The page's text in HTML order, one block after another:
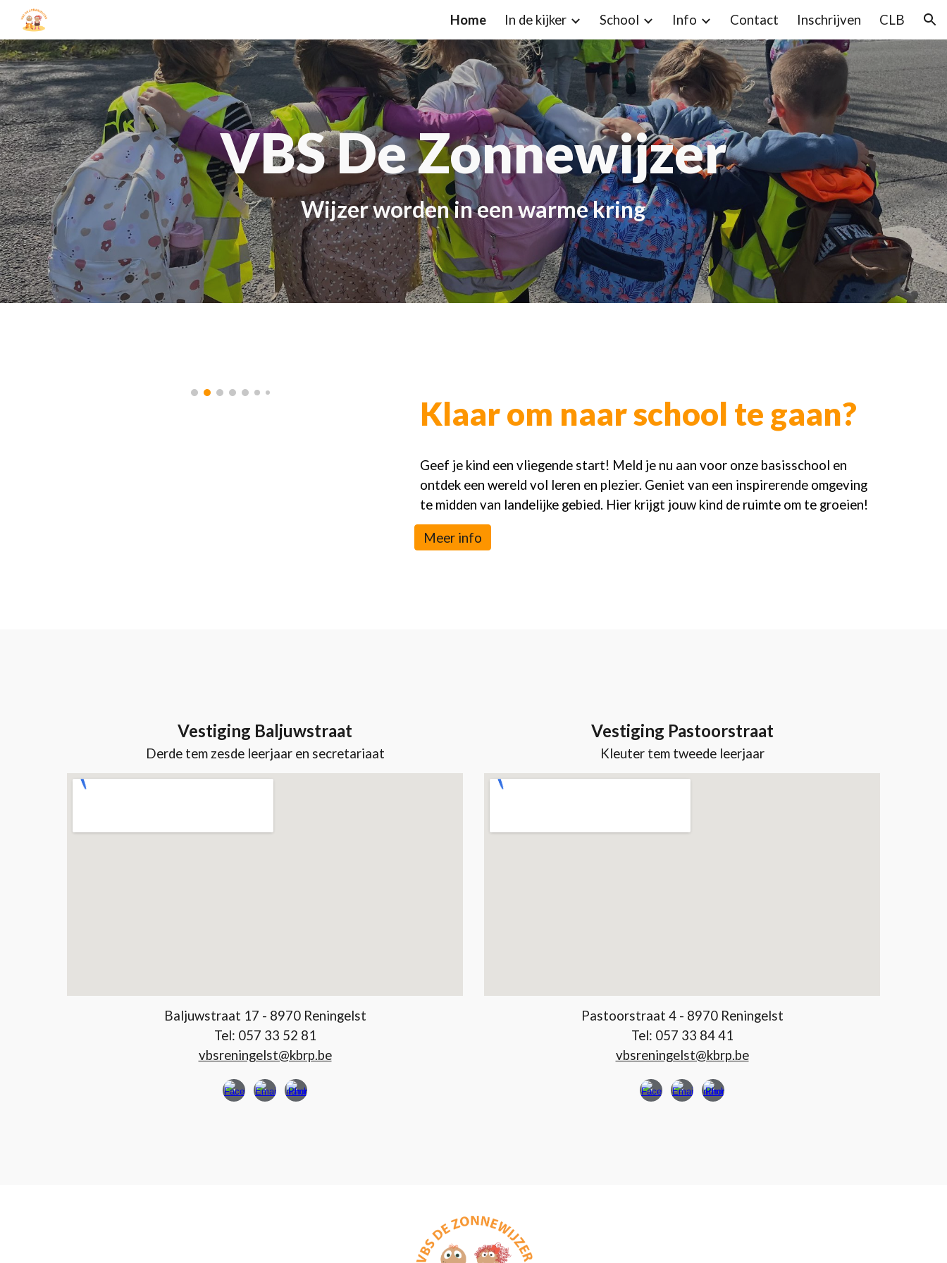
Skip to navigation
Home In de kijker School Info Contact Inschrijven CLB
VBS De Zonnewijzer
Wijzer worden in een warme kring
Klaar om naar school te gaan?
Geef je kind een vliegende start! Meld je nu aan voor onze basisschool en
ontdek een wereld vol leren en plezier. Geniet van een inspirerende omgeving
te midden van landelijke gebied. Hier krijgt jouw kind de ruimte om te groeien!
Meer info
Vestiging Baljuwstraat
Derde tem zesde leerjaar en secretariaat
Baljuwstraat 17 - 8970 Reningelst
Tel: 057 33 52 81
vbsreningelst@kbrp.be
Vestiging Pastoorstraat
Kleuter tem tweede leerjaar
Pastoorstraat 4 - 8970 Reningelst
Tel: 057 33 84 41
vbsreningelst@kbrp.be